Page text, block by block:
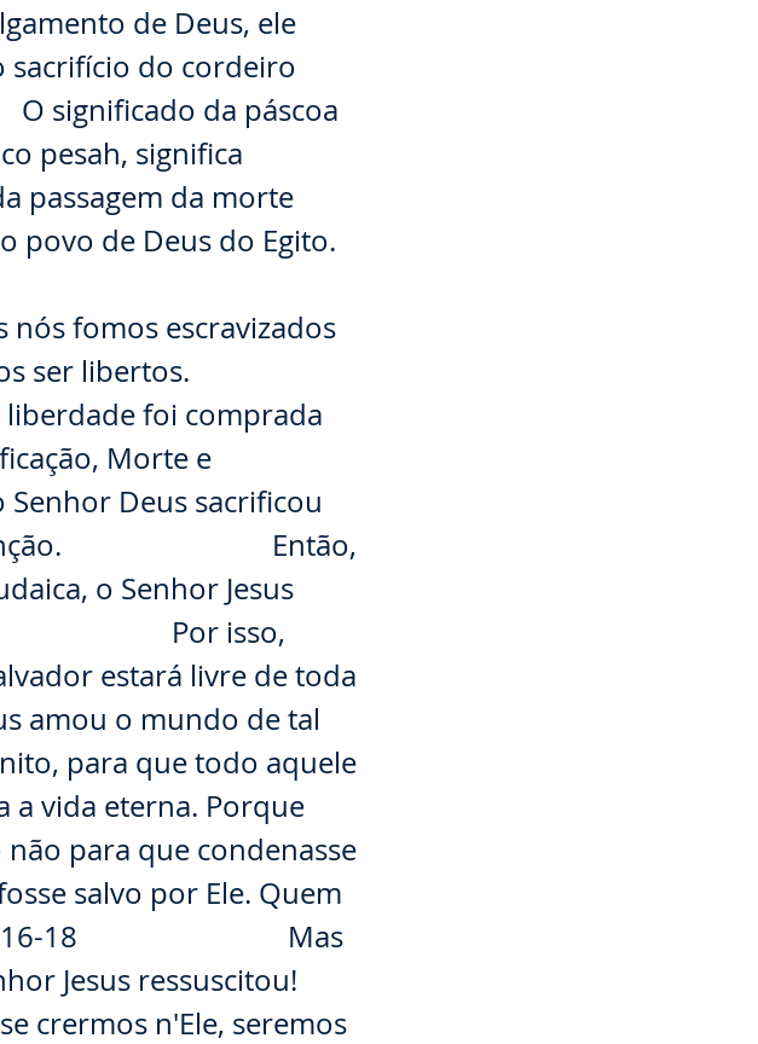
de Deus, ele
sacrifício do cordeiro
significado da páscoa
pesah, significa
passagem da morte
povo de Deus do Egito.
nós fomos escravizados
ser libertos.
foi comprada
Morte e
Senhor Deus sacrificou
⠀⠀⠀⠀⠀⠀⠀⠀⠀ Então,
o Senhor Jesus
Por isso,
estará livre de toda
amou o mundo de tal
para que todo aquele
a vida eterna. Porque
para que condenasse
salvo por Ele. Quem
‬18 ⠀⠀⠀⠀⠀⠀⠀⠀⠀ Mas
Jesus ressuscitou!
crermos n'Ele, seremos